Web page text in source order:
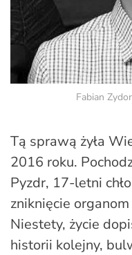
Fabian
Tą sprawą żyła
2016 roku.
Pyzdr, 17-letni
zniknięcie
Niestety, życie
historii kolejny,